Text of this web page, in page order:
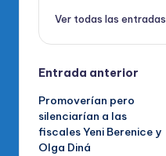
Ver todas las entradas
Navegación
de
entradas
Entrada anterior
Promoverían pero
silenciarían a las
fiscales Yeni Berenice y
Olga Diná